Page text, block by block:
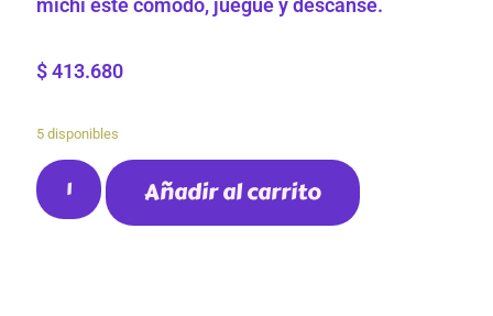
michi esté cómodo, juegue y descanse.
$ 413.680
5 disponibles
Añadir al carrito